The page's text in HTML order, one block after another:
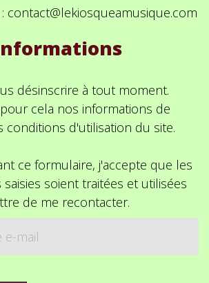
contact@lekiosqueamusique.com
désinscrire à tout moment.
cela nos informations de
conditions d'utilisation du site.
ce formulaire, j'accepte que les
soient traitées et utilisées
de me recontacter.